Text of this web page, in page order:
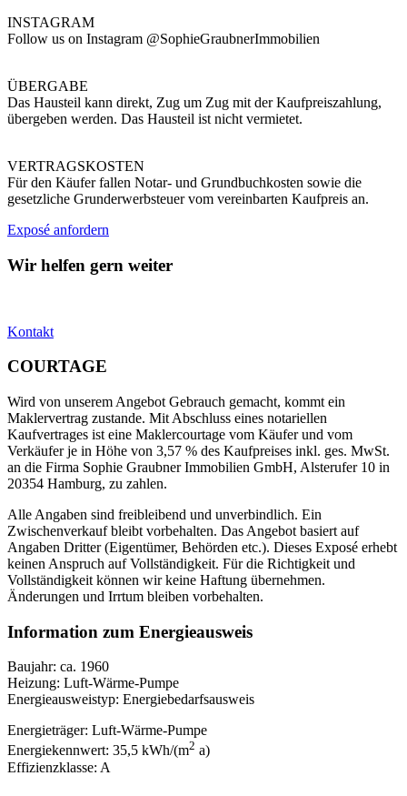
INSTAGRAM
Follow us on Instagram @SophieGraubnerImmobilien
ÜBERGABE
Das Hausteil kann direkt, Zug um Zug mit der Kaufpreiszahlung,
übergeben werden. Das Hausteil ist nicht vermietet.
VERTRAGSKOSTEN
Für den Käufer fallen Notar- und Grundbuchkosten sowie die
gesetzliche Grunderwerbsteuer vom vereinbarten Kaufpreis an.
Exposé anfordern
Wir helfen gern weiter
Kontakt
COURTAGE
Wird von unserem Angebot Gebrauch gemacht, kommt ein
Maklervertrag zustande. Mit Abschluss eines notariellen
Kaufvertrages ist eine Maklercourtage vom Käufer und vom
Verkäufer je in Höhe von 3,57 % des Kaufpreises inkl. ges. MwSt.
an die Firma Sophie Graubner Immobilien GmbH, Alsterufer 10 in
20354 Hamburg, zu zahlen.
Alle Angaben sind freibleibend und unverbindlich. Ein
Zwischenverkauf bleibt vorbehalten. Das Angebot basiert auf
Angaben Dritter (Eigentümer, Behörden etc.). Dieses Exposé erhebt
keinen Anspruch auf Vollständigkeit. Für die Richtigkeit und
Vollständigkeit können wir keine Haftung übernehmen.
Änderungen und Irrtum bleiben vorbehalten.
Information zum Energieausweis
Baujahr: ca. 1960
Heizung: Luft-Wärme-Pumpe
Energieausweistyp: Energiebedarfsausweis
Energieträger: Luft-Wärme-Pumpe
Energiekennwert: 35,5 kWh/(m2 a)
Effizienzklasse: A